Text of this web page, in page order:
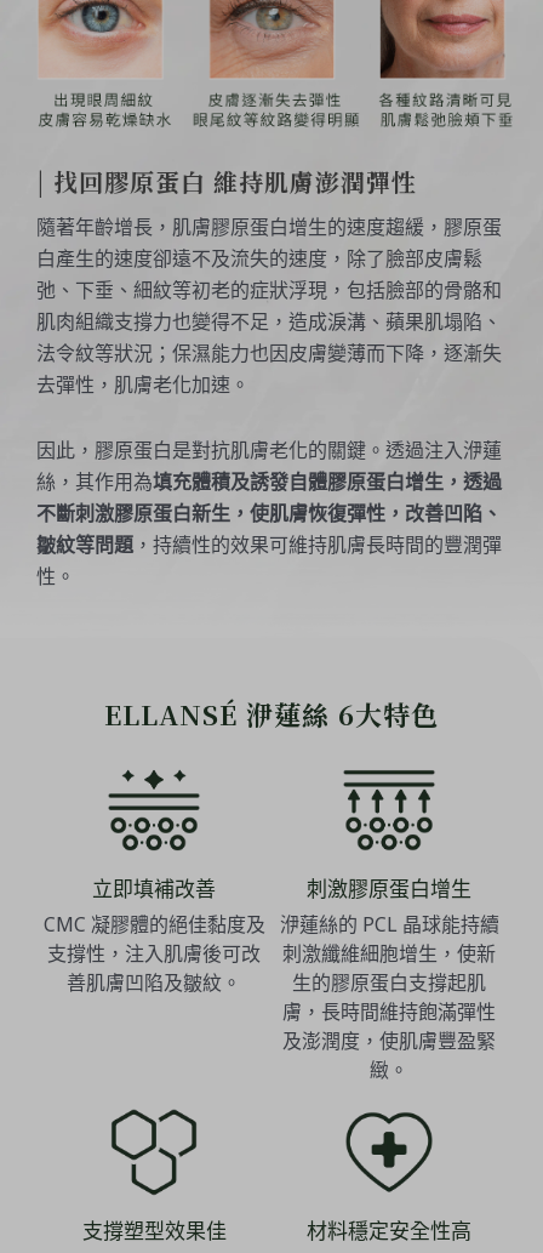
| 找回膠原蛋白 維持肌膚澎潤彈性
隨著年齡增長，肌膚膠原蛋白增生的速度趨緩，膠原蛋
白產生的速度卻遠不及流失的速度，除了臉部皮膚鬆
弛、下垂、細紋等初老的症狀浮現，包括臉部的骨骼和
肌肉組織支撐力也變得不足，造成淚溝、蘋果肌塌陷、
法令紋等狀況；保濕能力也因皮膚變薄而下降，逐漸失
去彈性，肌膚老化加速。
因此，膠原蛋白是對抗肌膚老化的關鍵。透過注入洢蓮
絲，其作用為填充體積及誘發自體膠原蛋白增生，透過
不斷刺激膠原蛋白新生，使肌膚恢復彈性，改善凹陷、
皺紋等問題 ，持續性的效果可維持肌膚長時間的豐潤彈
性。
ELLANSÉ 洢蓮絲 6大特色
立即填補改善
CMC 凝膠體的絕佳黏度及
支撐性，注入肌膚後可改
善肌膚凹陷及皺紋。
刺激膠原蛋白增生
洢蓮絲的 PCL 晶球能持續
刺激纖維細胞增生，使新
生的膠原蛋白支撐起肌
膚，長時間維持飽滿彈性
及澎潤度，使肌膚豐盈緊
緻。
支撐塑型效果佳 材料穩定安全性高